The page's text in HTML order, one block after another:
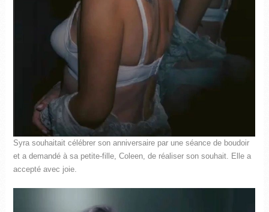
Syra souhaitait célébrer son anniversaire par une séance de boudoir
et a demandé à sa petite-fille, Coleen, de réaliser son souhait. Elle a
accepté avec joie.